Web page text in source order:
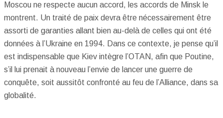
Moscou ne respecte aucun accord, les accords de Minsk le
montrent. Un traité de paix devra être nécessairement être
assorti de garanties allant bien au-delà de celles qui ont été
données à l’Ukraine en 1994. Dans ce contexte, je pense qu’il
est indispensable que Kiev intègre l’OTAN, afin que Poutine,
s’il lui prenait à nouveau l’envie de lancer une guerre de
conquête, soit aussitôt confronté au feu de l’Alliance, dans sa
globalité.